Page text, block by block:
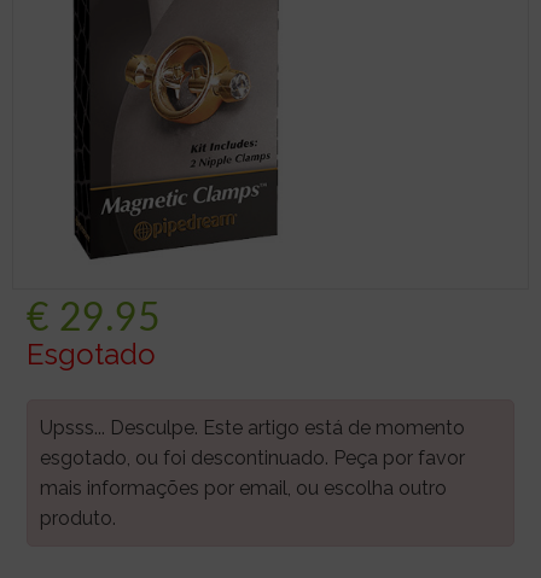
€ 29.95
Esgotado
Upsss... Desculpe. Este artigo está de momento
esgotado, ou foi descontinuado. Peça por favor
mais informações por email, ou escolha outro
produto.